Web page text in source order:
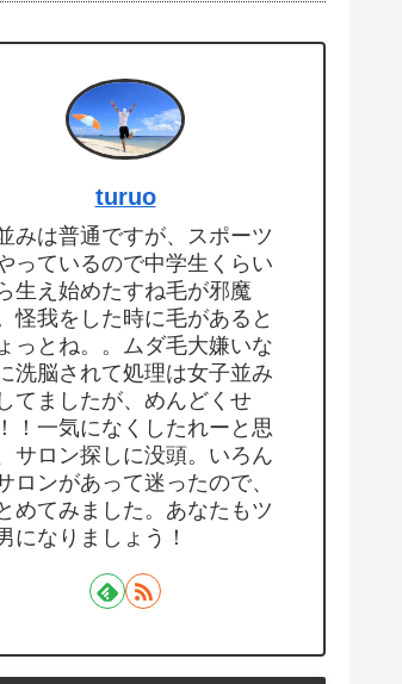
turuo
みは普通ですが、スポーツ
っているので中学生くらい
生え始めたすね毛が邪魔
怪我をした時に毛があると
っとね。。ムダ毛大嫌いな
洗脳されて処理は女子並み
てましたが、めんどくせ
！一気になくしたれーと思
サロン探しに没頭。いろん
ロンがあって迷ったので、
めてみました。あなたもツ
になりましょう！